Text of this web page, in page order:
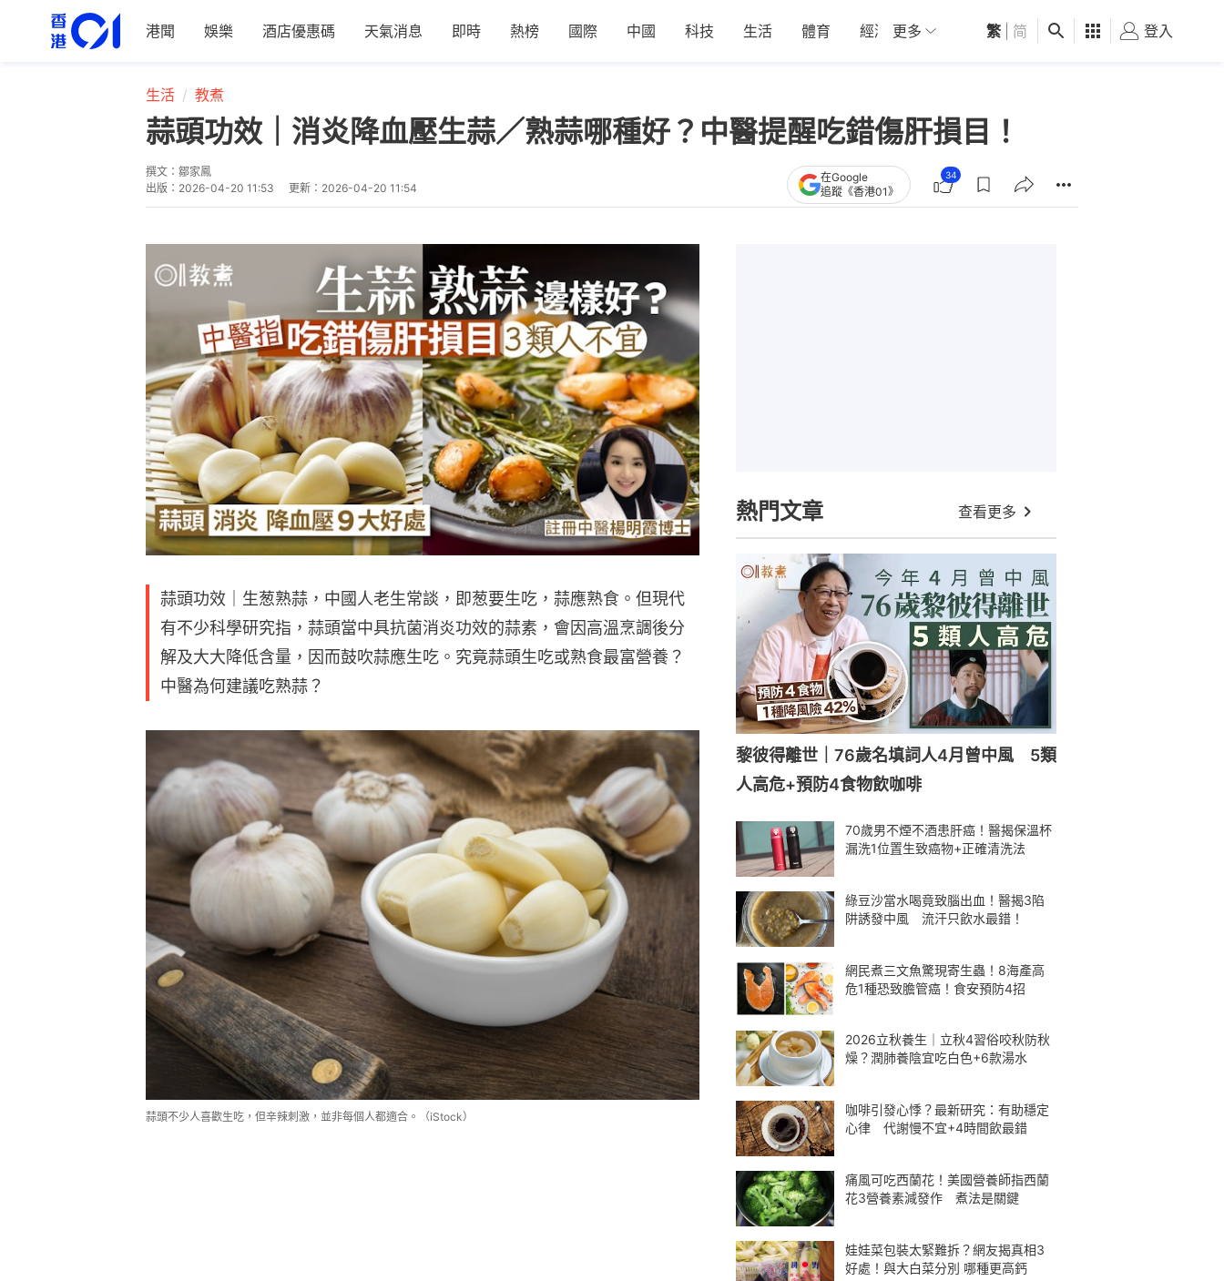
港聞 娛樂 酒店優惠碼 天氣消息 即時 熱榜 國際 中國 科技 生活 體育 經濟 01深圳 觀點 健康 好食玩飛
更多 繁 简 登入
生活 教煮
蒜頭功效｜消炎降血壓生蒜／熟蒜哪種好？中醫提醒吃錯傷肝損目！
撰文： 鄒家鳳
出版： 2026-04-20 11:53 更新： 2026-04-20 11:54
在Google
追蹤《香港01》
34
蒜頭功效｜生葱熟蒜，中國人老生常談，即葱要生吃，蒜應熟食。但現代
有不少科學研究指，蒜頭當中具抗菌消炎功效的蒜素，會因高溫烹調後分
解及大大降低含量，因而鼓吹蒜應生吃。究竟蒜頭生吃或熟食最富營養？
中醫為何建議吃熟蒜？
蒜頭不少人喜歡生吃，但辛辣刺激，並非每個人都適合。（iStock）
熱門文章 查看更多
黎彼得離世｜76歲名填詞人4月曾中風 5類
人高危+預防4食物飲咖啡
70歲男不煙不酒患肝癌！醫揭保溫杯
漏洗1位置生致癌物+正確清洗法
綠豆沙當水喝竟致腦出血！醫揭3陷
阱誘發中風 流汗只飲水最錯！
網民煮三文魚驚現寄生蟲！8海產高
危1種恐致膽管癌！食安預防4招
2026立秋養生｜立秋4習俗咬秋防秋
燥？潤肺養陰宜吃白色+6款湯水
咖啡引發心悸？最新研究：有助穩定
心律 代謝慢不宜+4時間飲最錯
痛風可吃西蘭花！美國營養師指西蘭
花3營養素減發作 煮法是關鍵
娃娃菜包裝太緊難拆？網友揭真相3
好處！與大白菜分別 哪種更高鈣